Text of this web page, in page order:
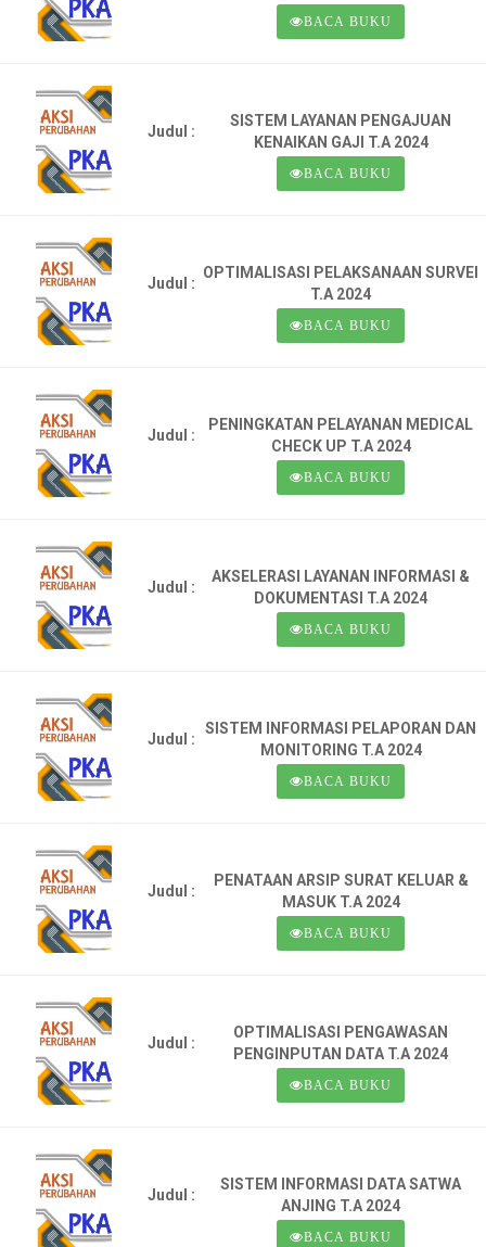
BACA BUKU
Judul :
SISTEM LAYANAN PENGAJUAN
KENAIKAN GAJI T.A 2024
BACA BUKU
Judul :
OPTIMALISASI PELAKSANAAN SURVEI
T.A 2024
BACA BUKU
Judul :
PENINGKATAN PELAYANAN MEDICAL
CHECK UP T.A 2024
BACA BUKU
Judul :
AKSELERASI LAYANAN INFORMASI &
DOKUMENTASI T.A 2024
BACA BUKU
Judul :
SISTEM INFORMASI PELAPORAN DAN
MONITORING T.A 2024
BACA BUKU
Judul :
PENATAAN ARSIP SURAT KELUAR &
MASUK T.A 2024
BACA BUKU
Judul :
OPTIMALISASI PENGAWASAN
PENGINPUTAN DATA T.A 2024
BACA BUKU
Judul :
SISTEM INFORMASI DATA SATWA
ANJING T.A 2024
BACA BUKU